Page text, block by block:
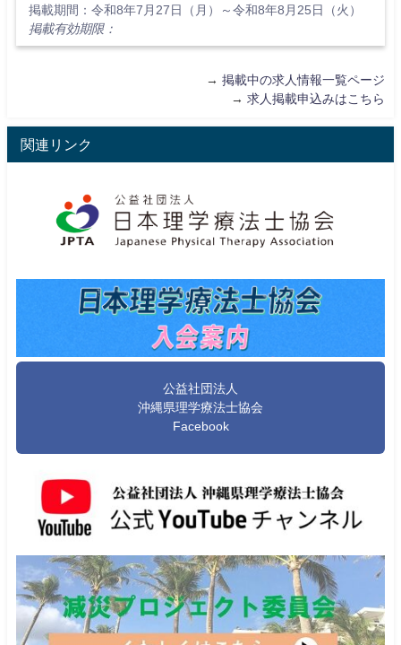
掲載期間：令和8年7月27日（月）～令和8年8月25日（火）
掲載有効期限：
→ 掲載中の求人情報一覧ページ
→ 求人掲載申込みはこちら
関連リンク
公益社団法人
沖縄県理学療法士協会
Facebook